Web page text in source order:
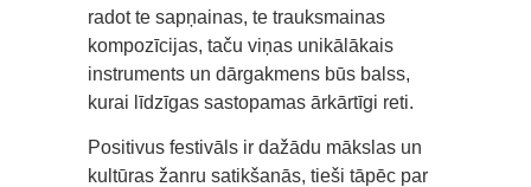
radot te sapņainas, te trauksmainas
kompozīcijas, taču viņas unikālākais
instruments un dārgakmens būs balss,
kurai līdzīgas sastopamas ārkārtīgi reti.
Positivus festivāls ir dažādu mākslas un
kultūras žanru satikšanās, tieši tāpēc par